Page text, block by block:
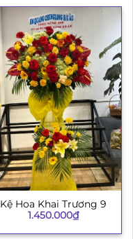
Kệ Hoa Khai Trương 9
1.450.000₫